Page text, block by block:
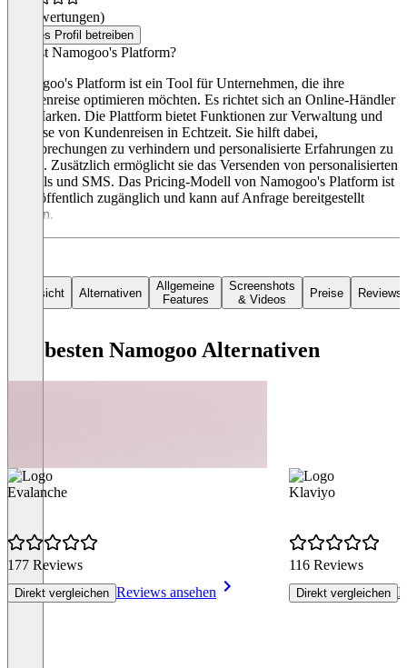
(0 Bewertungen)
Dieses Profil betreiben
Was ist Namogoo's Platform?
Namogoo's Platform ist ein Tool für Unternehmen, die ihre
Kundenreise optimieren möchten. Es richtet sich an Online-Händler
und Marken. Die Plattform bietet Funktionen zur Verwaltung und
Analyse von Kundenreisen in Echtzeit. Sie hilft dabei,
Unterbrechungen zu verhindern und personalisierte Erfahrungen zu
liefern. Zusätzlich ermöglicht sie das Versenden von personalisierten
E-Mails und SMS. Das Pricing-Modell von Namogoo's Platform ist
nicht öffentlich zugänglich und kann auf Anfrage bereitgestellt
werden.
Übersicht Alternativen
Allgemeine
Features
Screenshots
& Videos
Preise Reviews
Die besten Namogoo Alternativen
Evalanche
177 Reviews
Direkt vergleichen Reviews ansehen
Klaviyo
116 Reviews
Direkt vergleichen